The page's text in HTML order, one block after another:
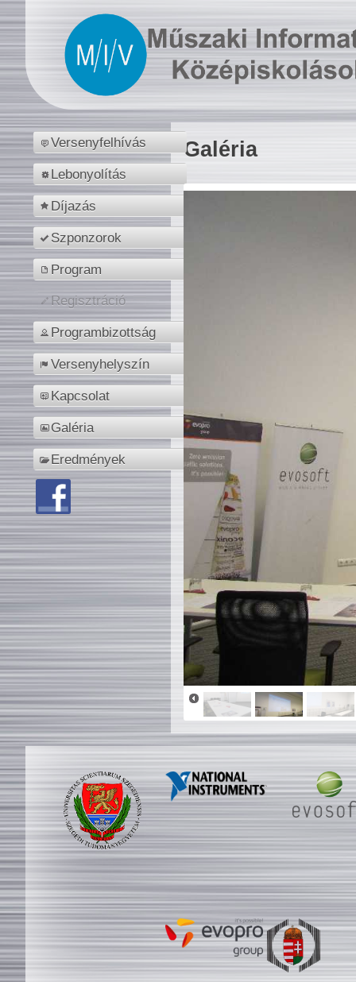
Versenyfelhívás
Lebonyolítás
Díjazás
Szponzorok
Program
Regisztráció
Programbizottság
Versenyhelyszín
Kapcsolat
Galéria
Eredmények
Galéria